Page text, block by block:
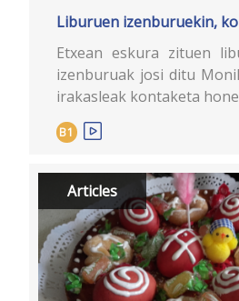
Liburuen izenburuekin,
Etxean eskura zituen
izenburuak josi ditu
irakasleak kontaketa
B1
Articles